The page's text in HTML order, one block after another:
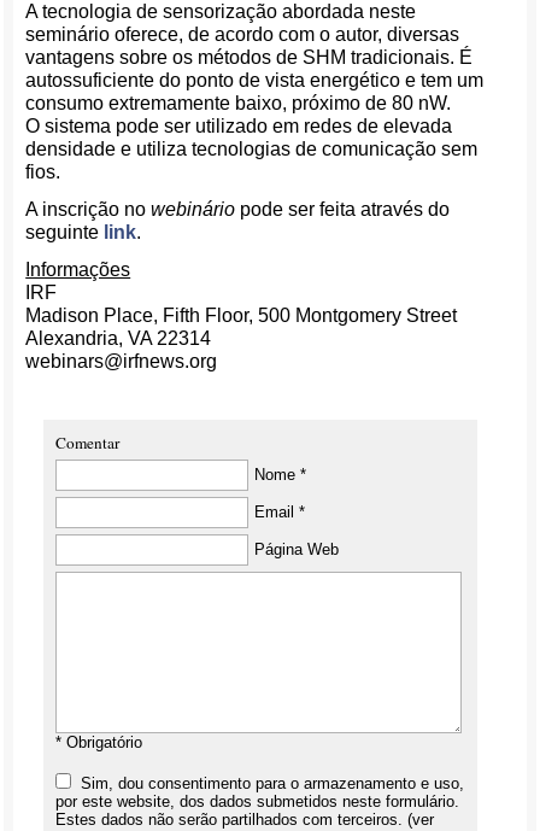
A tecnologia de sensorização abordada neste
seminário oferece, de acordo com o autor, diversas
vantagens sobre os métodos de SHM tradicionais. É
autossuficiente do ponto de vista energético e tem um
consumo extremamente baixo, próximo de 80 nW.
O sistema pode ser utilizado em redes de elevada
densidade e utiliza tecnologias de comunicação sem
fios.
A inscrição nowebinário pode ser feita através do
seguinte link.
Informações
IRF
Madison Place, Fifth Floor, 500 Montgomery Street
Alexandria, VA 22314
webinars@irfnews.org
Comentar
Nome *
Email *
Página Web
* Obrigatório
Sim, dou consentimento para o armazenamento e uso,
por este website, dos dados submetidos neste formulário.
Estes dados não serão partilhados com terceiros. (ver